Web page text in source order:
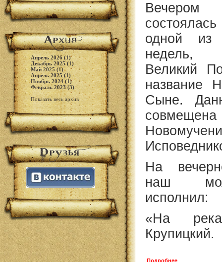
Апрель 2026 (1)
Декабрь 2025 (1)
Май 2025 (1)
Апрель 2025 (1)
Ноябрь 2024 (1)
Февраль 2023 (3)
Показать весь архив
одной из
недель,
Великий
название
Сыне.
На
наш
исполнил:
«На
Крупицкий.
Подробнее